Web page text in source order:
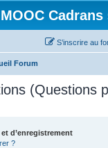
S’inscrire au
Forum
(Questions
d’enregistrement
?